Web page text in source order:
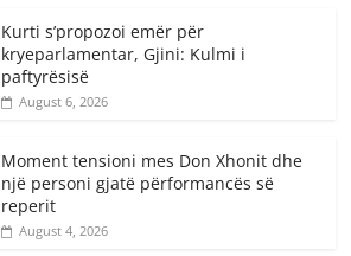
Kurti s’propozoi emër për
kryeparlamentar, Gjini: Kulmi i
paftyrësisë
August 6, 2026
Moment tensioni mes Don Xhonit dhe
një personi gjatë përformancës së
reperit
August 4, 2026